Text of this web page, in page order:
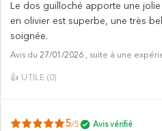
Le dos guilloché apporte une
en olivier est superbe, une très
soignée.
Avis du 27/01/2026 , suite à une
👍 UTILE (0)
5/5 Avis vérifié